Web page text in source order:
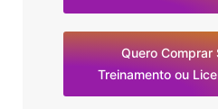
Quero Comprar
Treinamento ou